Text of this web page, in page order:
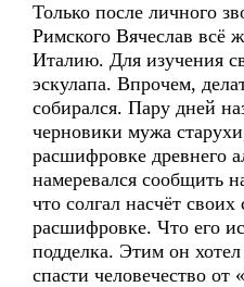
Только после личного
Римского Вячеслав всё
Италию. Для изучения
эскулапа. Впрочем,
собирался. Пару дней
черновики мужа
расшифровке древнего
намеревался сообщить
что солгал насчёт
расшифровке. Что его
подделка. Этим он
спасти человечество